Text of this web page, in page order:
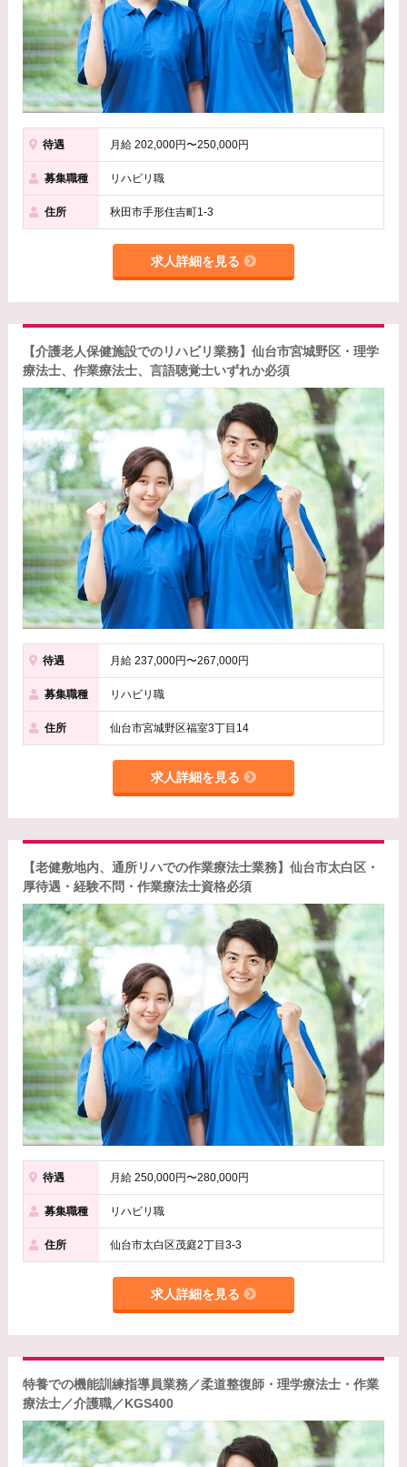
待遇 月給 202,000円〜250,000円
募集職種 リハビリ職
住所 秋田市手形住吉町1-3
求人詳細を見る
【介護老人保健施設でのリハビリ業務】仙台市宮城野区・理学
療法士、作業療法士、言語聴覚士いずれか必須
待遇 月給 237,000円〜267,000円
募集職種 リハビリ職
住所 仙台市宮城野区福室3丁目14
求人詳細を見る
【老健敷地内、通所リハでの作業療法士業務】仙台市太白区・
厚待遇・経験不問・作業療法士資格必須
待遇 月給 250,000円〜280,000円
募集職種 リハビリ職
住所 仙台市太白区茂庭2丁目3-3
求人詳細を見る
特養での機能訓練指導員業務／柔道整復師・理学療法士・作業
療法士／介護職／KGS400